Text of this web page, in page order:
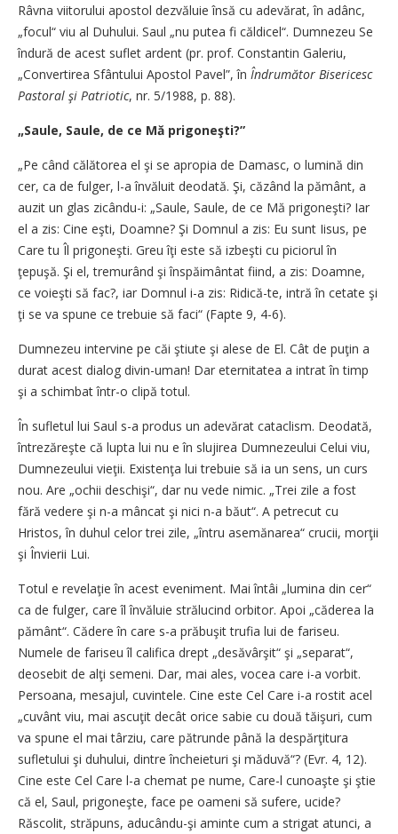
Râvna viitorului apostol dezvăluie însă cu adevărat, în adânc,
„focul“ viu al Duhului. Saul „nu putea fi căldicel“. Dumnezeu Se
îndură de acest suflet ardent (pr. prof. Constantin Galeriu,
„Convertirea Sfântului Apostol Pavel”, în Îndrumător Bisericesc
Pastoral şi Patriotic, nr. 5/1988, p. 88).
„Saule, Saule, de ce Mă prigoneşti?”
„Pe când călătorea el şi se apropia de Damasc, o lumină din
cer, ca de fulger, l-a învăluit deodată. Şi, căzând la pământ, a
auzit un glas zicându-i: „Saule, Saule, de ce Mă prigoneşti? Iar
el a zis: Cine eşti, Doamne? Şi Domnul a zis: Eu sunt Iisus, pe
Care tu Îl prigo­neşti. Greu îţi este să izbeşti cu piciorul în
ţepuşă. Şi el, tremurând şi înspăimântat fiind, a zis: Doamne,
ce voieşti să fac?, iar Domnul i-a zis: Ridică-te, intră în cetate şi
ţi se va spune ce trebuie să faci“ (Fapte 9, 4-6).
Dumnezeu intervine pe căi ştiute şi alese de El. Cât de puţin a
durat acest dialog divin-uman! Dar eternitatea a intrat în timp
şi a schimbat într-o clipă totul.
În sufletul lui Saul s-a pro­dus un adevărat cataclism. Deodată,
întrezăreşte că lupta lui nu e în slujirea Dumnezeului Celui viu,
Dumnezeului vieţii. Existenţa lui trebuie să ia un sens, un curs
nou. Are „ochii deschişi“, dar nu vede nimic. „Trei zile a fost
fără vedere şi n-a mâncat şi nici n-a băut“. A petrecut cu
Hristos, în duhul celor trei zile, „întru asemănarea“ crucii, morţii
şi Învierii Lui.
Totul e revelaţie în acest eveniment. Mai întâi „lumina din cer“
ca de fulger, care îl învăluie strălucind orbitor. Apoi „căderea la
pământ“. Cădere în care s-a prăbuşit trufia lui de fariseu.
Numele de fariseu îl califica drept „desăvârşit“ şi „separat“,
deosebit de alţi se­meni. Dar, mai ales, vocea care i-a vorbit.
Persoana, mesajul, cuvin­tele. Cine este Cel Care i-a rostit acel
„cuvânt viu, mai ascuţit decât orice sabie cu două tăişuri, cum
va spune el mai târziu, care pătrunde până la despărţitura
sufletului şi duhului, dintre încheieturi şi mă­duvă“? (Evr. 4, 12).
Cine este Cel Care l-a chemat pe nume, Care-l cunoaşte şi ştie
că el, Saul, prigoneşte, face pe oameni să sufere, ucide?
Răscolit, străpuns, aducându-şi aminte cum a strigat atunci, a